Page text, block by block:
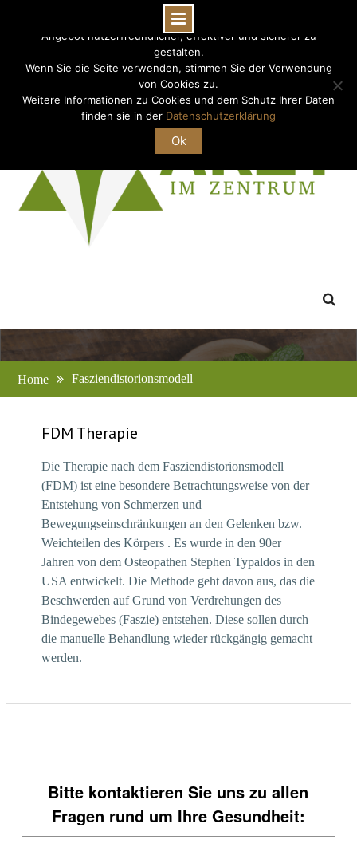
info@arztimzentrum.de
Home Fasziendistorionsmodell
FDM Therapie
Die Therapie nach dem Fasziendistorionsmodell
(FDM) ist eine besondere Betrachtungsweise von der
Entstehung von Schmerzen und
Bewegungseinschränkungen an den Gelenken bzw.
Weichteilen des Körpers . Es wurde in den 90er
Jahren von dem Osteopathen Stephen Typaldos in den
USA entwickelt. Die Methode geht davon aus, das die
Beschwerden auf Grund von Verdrehungen des
Bindegewebes (Faszie) entstehen. Diese sollen durch
die manuelle Behandlung wieder rückgängig gemacht
werden.
Bitte kontaktieren Sie uns zu allen
Fragen rund um Ihre Gesundheit:
Diese Webseite verwendet Cookies, die dazu dienen unser
Angebot nutzerfreundlicher, effektiver und sicherer zu
gestalten.
Wenn Sie die Seite verwenden, stimmen Sie der Verwendung
von Cookies zu.
Weitere Informationen zu Cookies und dem Schutz Ihrer Daten
finden sie in der Datenschutzerklärung
Ok